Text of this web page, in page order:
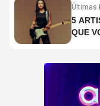
Últimas
5
QUE